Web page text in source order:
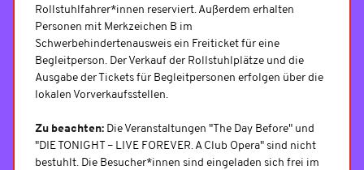
Rollstuhlfahrer*innen reserviert. Außerdem erhalten
Personen mit Merkzeichen B im
Schwerbehindertenausweis ein Freiticket für eine
Begleitperson. Der Verkauf der Rollstuhlplätze und die
Ausgabe der Tickets für Begleitpersonen erfolgen über die
lokalen Vorverkaufsstellen.
Zu beachten: Die Veranstaltungen "The Day Before" und
"DIE TONIGHT – LIVE FOREVER. A Club Opera" sind nicht
bestuhlt. Die Besucher*innen sind eingeladen sich frei im